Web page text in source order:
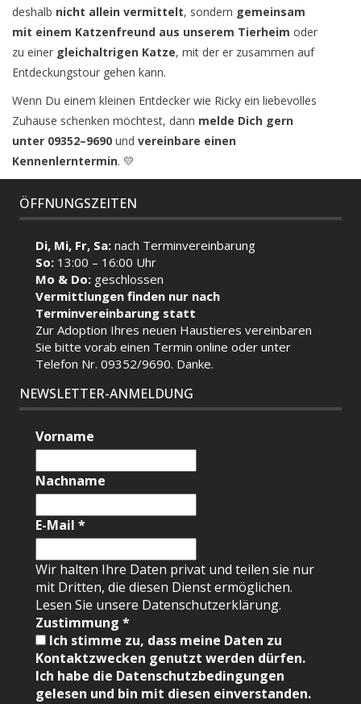
deshalb nicht allein vermittelt, sondern gemeinsam
mit einem Katzenfreund aus unserem Tierheim oder
zu einer gleichaltrigen Katze, mit der er zusammen auf
Entdeckungstour gehen kann.
Wenn Du einem kleinen Entdecker wie Ricky ein liebevolles
Zuhause schenken möchtest, dann melde Dich gern
unter 09352–9690 und vereinbare einen
Kennenlerntermin. 💛
ÖFFNUNGSZEITEN
Di, Mi, Fr, Sa:nach Terminvereinbarung
So: 13:00 – 16:00 Uhr
Mo & Do: geschlossen
Vermittlungen finden nur nach
Terminvereinbarung statt
Zur Adoption Ihres neuen Haustieres vereinbaren
Sie bitte vorab einen Terminonline oder unter
Telefon Nr. 09352/9690. Danke.
NEWSLETTER-ANMELDUNG
Vorname
Nachname
E-Mail*
Wir halten Ihre Daten privat und teilen sie nur
mit Dritten, die diesen Dienst ermöglichen.
Lesen Sie unsere Datenschutzerklärung.
Zustimmung*
Ich stimme zu, dass meine Daten zu
Kontaktzwecken genutzt werden dürfen.
Ich habe die Datenschutzbedingungen
gelesen und bin mit diesen einverstanden.